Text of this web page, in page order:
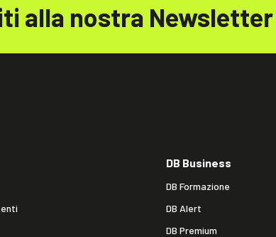
alla nostra Newsletter
DB Business
DB Formazione
DB Alert
DB Premium